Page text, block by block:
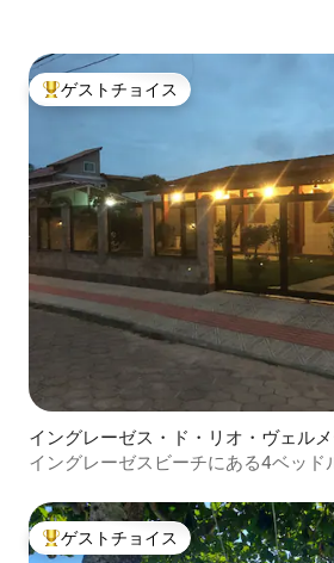
大好評のゲストチョイスです。
ゲストチョイス
イングレーゼス・ド・リオ・ヴェル
一軒家
イングレーゼスビーチにある4ベッド
大好評のゲストチョイスです。
ゲストチョイス